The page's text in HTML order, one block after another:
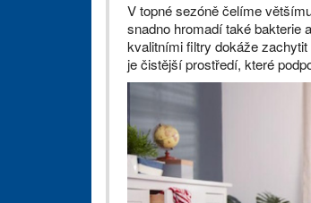
V topné sezóně čelíme
snadno hromadí také bakterie
kvalitními filtry dokáže
je čistější prostředí, které